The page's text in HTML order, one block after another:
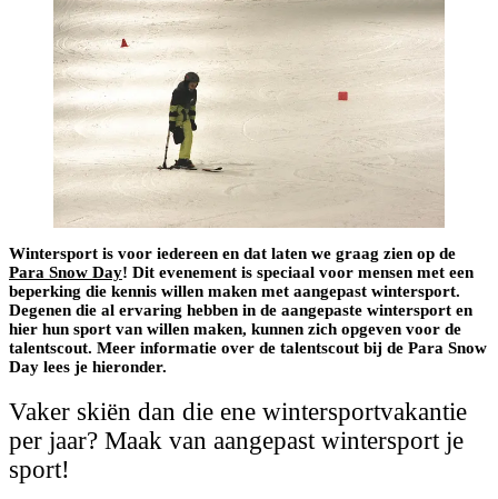
Wintersport is voor iedereen en dat laten we graag zien op de
Para Snow Day! Dit evenement is speciaal voor mensen met een
beperking die kennis willen maken met aangepast wintersport.
Degenen die al ervaring hebben in de aangepaste wintersport en
hier hun sport van willen maken, kunnen zich opgeven voor de
talentscout. Meer informatie over de talentscout bij de Para Snow
Day lees je hieronder.
Vaker skiën dan die ene wintersportvakantie
per jaar? Maak van aangepast wintersport je
sport!